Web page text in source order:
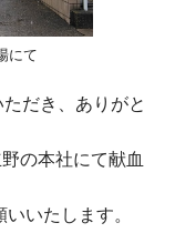
にて
だき、ありがと
の本社にて献血
いたします。